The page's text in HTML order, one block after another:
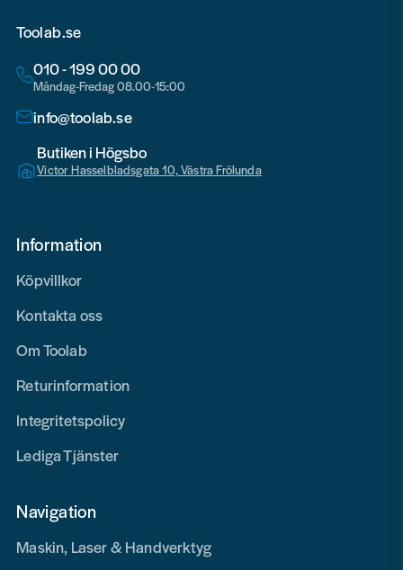
Toolab.se
010 - 199 00 00
Måndag-Fredag 08.00-15:00
info@toolab.se
Butiken i Högsbo
Victor Hasselbladsgata 10, Västra Frölunda
Information
Köpvillkor
Kontakta oss
Om Toolab
Returinformation
Integritetspolicy
Lediga Tjänster
Navigation
Maskin, Laser & Handverktyg